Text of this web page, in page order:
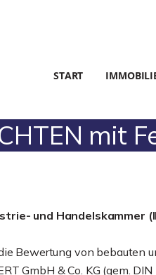
START
mit
und Handelskammer
Bewertung von bebauten
GmbH & Co. KG (gem.